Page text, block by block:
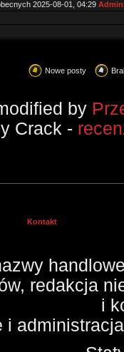
2025-08-01, 04:29
Nowe posty
by
Crack -
Kontakt
redakcja
i
i